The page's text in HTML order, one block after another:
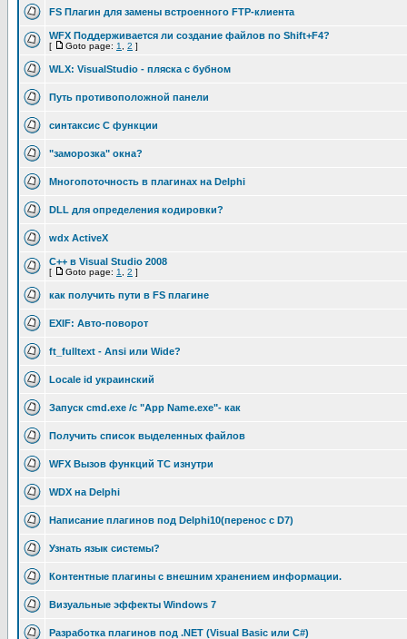
FS Плагин для замены встроенного FTP-клиента
WFX Поддерживается ли создание файлов по Shift+F4?
[ Goto page: 1 2 ]
WLX: VisualStudio - пляска с бубном
Путь противоположной панели
синтаксис C функции
"заморозка" окна?
Многопоточность в плагинах на Delphi
DLL для определения кодировки?
wdx ActiveX
C++ в Visual Studio 2008
[ Goto page: 1 2 ]
как получить пути в FS плагине
EXIF: Авто-поворот
ft_fulltext - Ansi или Wide?
Locale id украинский
Запуск cmd.exe /c "App Name.exe"- как
Получить список выделенных файлов
WFX Вызов функций TC изнутри
WDX на Delphi
Написание плагинов под Delphi10(перенос с D7)
Узнать язык системы?
Контентные плагины с внешним хранением информации.
Визуальные эффекты Windows 7
Разработка плагинов под .NET (Visual Basic или C#)